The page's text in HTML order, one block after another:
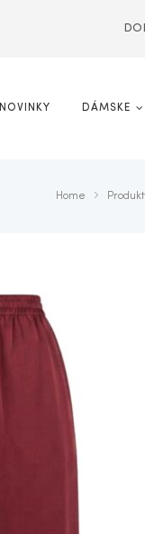
NOVINKY DÁMSKE
Home